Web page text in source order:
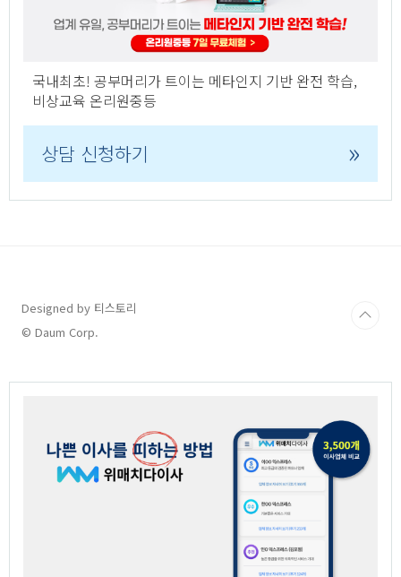
국내최초! 공부머리가 트이는 메타인지 기반 완전 학습,
비상교육 온리원중등
상담 신청하기 »
Designed by 티스토리
© Daum Corp.